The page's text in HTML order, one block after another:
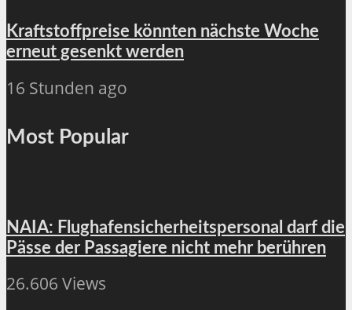
Kraftstoffpreise könnten nächste Woche
erneut gesenkt werden
16 Stunden ago
Most Popular
NAIA: Flughafensicherheitspersonal darf die
Pässe der Passagiere nicht mehr berühren
26.606 Views